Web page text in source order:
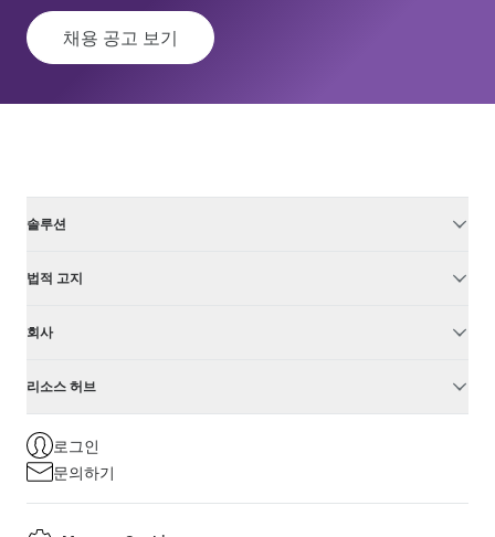
채용 공고 보기
솔루션
법적 고지
회사
리소스 허브
로그인
문의하기